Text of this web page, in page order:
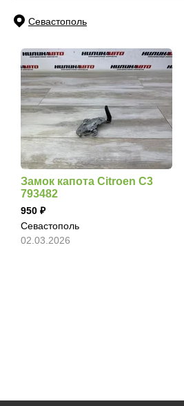
Севастополь
Замок капота Citroen C3
793482
950
Севастополь
02.03.2026